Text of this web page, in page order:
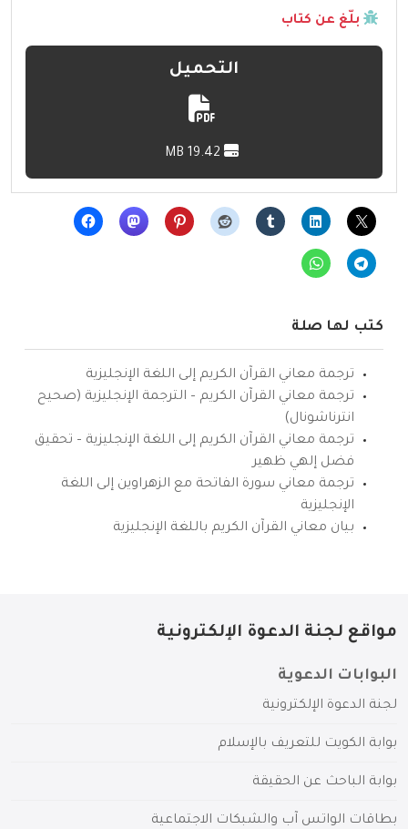
بلّغ عن كتاب
التحميل
كتب لها صلة
ترجمة معاني القرآن الكريم إلى اللغة الإنجليزية
ترجمة معاني القرآن الكريم – الترجمة الإنجليزية (صحيح
انترناشونال)
ترجمة معاني القرآن الكريم إلى اللغة الإنجليزية – تحقيق
فضل إلهي ظهير
ترجمة معاني سورة الفاتحة مع الزهراوين إلى اللغة
الإنجليزية
بيان معاني القرآن الكريم باللغة الإنجليزية
مواقع لجنة الدعوة الإلكترونية
البوابات الدعوية
لجنة الدعوة الإلكترونية
بوابة الكويت للتعريف بالإسلام
بوابة الباحث عن الحقيقة
بطاقات الواتس آب والشبكات الاجتماعية